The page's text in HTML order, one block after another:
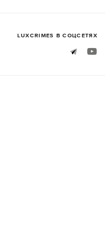
LUXСRIMES В СОЦСЕТЯХ